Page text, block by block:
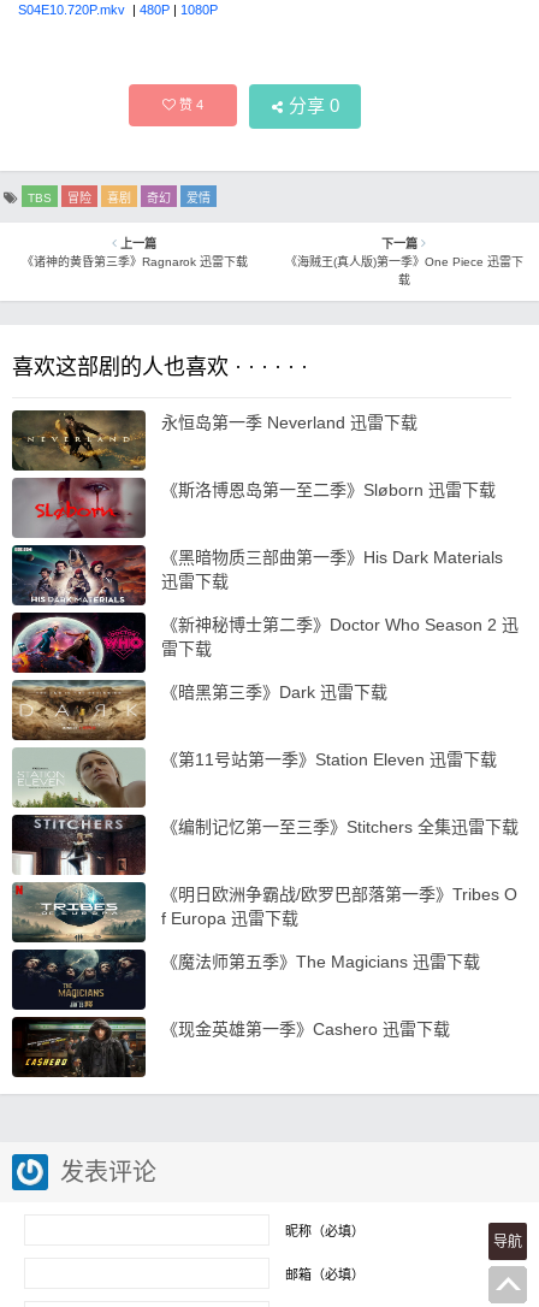
S04E10.720P.mkv | 480P | 1080P
赞4 分享 0
TBS 冒险 喜剧 奇幻 爱情
上一篇
《诸神的黄昏第三季》Ragnarok 迅雷下载
下一篇
《海贼王(真人版)第一季》One Piece 迅雷下
载
喜欢这部剧的人也喜欢 · · · · · ·
永恒岛第一季 Neverland 迅雷下载
《斯洛博恩岛第一至二季》Sløborn 迅雷下载
《黑暗物质三部曲第一季》His Dark Materials
迅雷下载
《新神秘博士第二季》Doctor Who Season 2 迅
雷下载
《暗黑第三季》Dark 迅雷下载
《第11号站第一季》Station Eleven 迅雷下载
《编制记忆第一至三季》Stitchers 全集迅雷下载
《明日欧洲争霸战/欧罗巴部落第一季》Tribes O
f Europa 迅雷下载
《魔法师第五季》The Magicians 迅雷下载
《现金英雄第一季》Cashero 迅雷下载
发表评论
昵称（必填）
邮箱（必填）
导航